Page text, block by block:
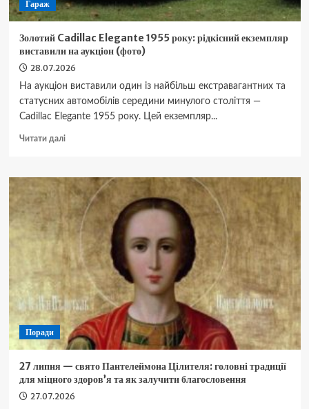
Гараж
Золотий Cadillac Elegante 1955 року: рідкісний екземпляр
виставили на аукціон (фото)
28.07.2026
На аукціон виставили один із найбільш екстравагантних та
статусних автомобілів середини минулого століття —
Cadillac Elegante 1955 року. Цей екземпляр...
Читати даліДокладніше
Cadillac
Elegante
року:
рідкісний
екземпляр
виставили
на
аукціон
(фото)
Поради
27 липня — свято Пантелеймона Цілителя: головні традиції
для міцного здоров’я та як залучити благословення
27.07.2026